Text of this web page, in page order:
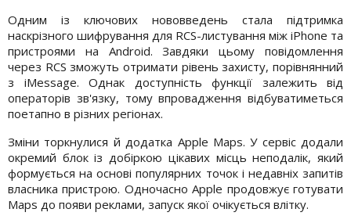
Одним із ключових нововведень стала підтримка
наскрізного шифрування для RCS-листування між iPhone та
пристроями на Android. Завдяки цьому повідомлення
через RCS зможуть отримати рівень захисту, порівнянний
з iMessage. Однак доступність функції залежить від
операторів зв'язку, тому впровадження відбуватиметься
поетапно в різних регіонах.
Зміни торкнулися й додатка Apple Maps. У сервіс додали
окремий блок із добіркою цікавих місць неподалік, який
формується на основі популярних точок і недавніх запитів
власника пристрою. Одночасно Apple продовжує готувати
Maps до появи реклами, запуск якої очікується влітку.